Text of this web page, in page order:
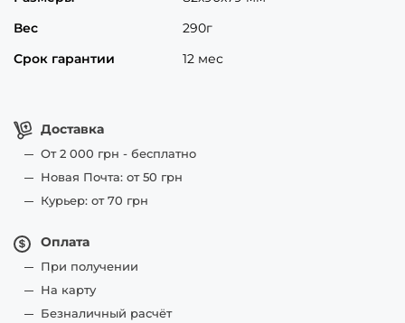
Доставка
От 2 000 грн - бесплатно
Новая Почта: от 50 грн
Курьер: от 70 грн
Оплата
При получении
На карту
Безналичный расчёт
Вес
290г
Срок гарантии
12 мес